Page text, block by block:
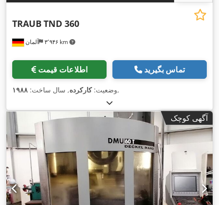
آلمان ۳٬۹۴۶ km
TRAUB TND 360
اطلاعات قیمت تماس بگیرید
وضعیت:کارکرده, سال ساخت: ۱۹۸۸ ,
آگهی کوچک